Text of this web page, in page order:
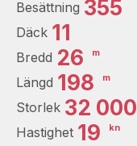
Besättning 355
Däck 11
Bredd 26 m
Längd 198 m
Storlek 32 000
Hastighet 19 kn